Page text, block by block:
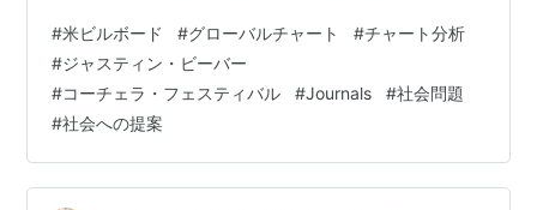
す。 Justin Bieber Lands Most Albums of His Career on
Billboard 200, As Sabrina Carpenter & Karol G Also See
Coachella Chart Bumphttps://t.co/Bjl6…
#米ビルボード #グローバルチャート #チャート分析
#ジャスティン・ビーバー
#コーチェラ・フェスティバル #Journals #社会問題
#社会への提案